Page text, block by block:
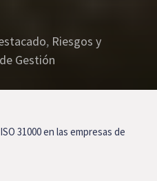
, Riesgos y
Gestión
31000 en las empresas de